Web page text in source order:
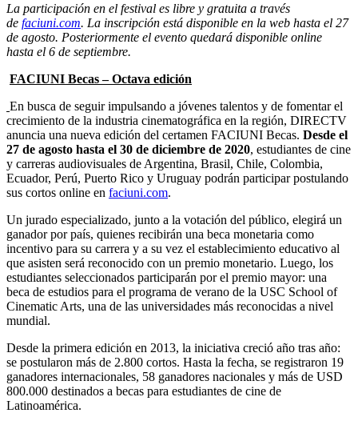
La participación en el festival es libre y gratuita a través
de faciuni.com. La inscripción está disponible en la web hasta el 27
de agosto. Posteriormente el evento quedará disponible online
hasta el 6 de septiembre.
FACIUNI Becas – Octava edición
En busca de seguir impulsando a jóvenes talentos y de fomentar el
crecimiento de la industria cinematográfica en la región, DIRECTV
anuncia una nueva edición del certamen FACIUNI Becas. Desde el
27 de agosto hasta el 30 de diciembre de 2020, estudiantes de cine
y carreras audiovisuales de Argentina, Brasil, Chile, Colombia,
Ecuador, Perú, Puerto Rico y Uruguay podrán participar postulando
sus cortos online en faciuni.com.
Un jurado especializado, junto a la votación del público, elegirá un
ganador por país, quienes recibirán una beca monetaria como
incentivo para su carrera y a su vez el establecimiento educativo al
que asisten será reconocido con un premio monetario. Luego, los
estudiantes seleccionados participarán por el premio mayor: una
beca de estudios para el programa de verano de la USC School of
Cinematic Arts, una de las universidades más reconocidas a nivel
mundial.
Desde la primera edición en 2013, la iniciativa creció año tras año:
se postularon más de 2.800 cortos. Hasta la fecha, se registraron 19
ganadores internacionales, 58 ganadores nacionales y más de USD
800.000 destinados a becas para estudiantes de cine de
Latinoamérica.